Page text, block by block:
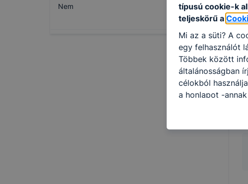
Nem
típusú cookie-k
teljeskörű a
Mi az a süti? A
egy felhasználót
Többek között
általánosságban
célokból
a honlapot -
legjobban, így
élményt, ha
ellenőrizheti és
elfogadja a